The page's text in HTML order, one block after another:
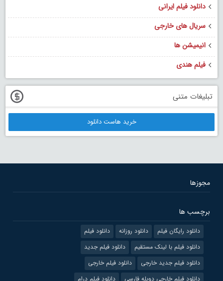
دانلود فیلم ایرانی
سریال های خارجی
انیمیشن ها
فیلم هندی
تبلیغات متنی
خرید هاست دانلود
مجوزها
برچسب ها
دانلود رایگان فیلم دانلود روزانه
دانلود فیلم
دانلود فیلم با لینک مستقیم
دانلود فیلم جدید
دانلود فیلم جدید خارجی
دانلود فیلم خارجی
دانلود فیلم خارجی دوبله فارسی
دانلود فیلم درام